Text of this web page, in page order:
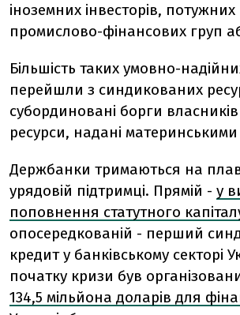
іноземних інвесторів,
промислово-фінансових груп
Більшість таких умовно-
перейшли з синдикованих
субординовані борги
ресурси, надані
Держбанки тримаються на
урядовій підтримці. Прямій - у
поповнення статутного
опосередкованій - перший
кредит у банківському секторі
початку кризи був
134,5 мільйона доларів для